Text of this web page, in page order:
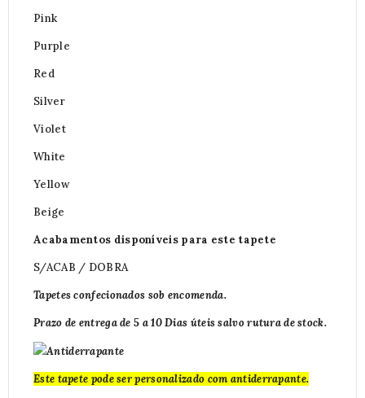
Pink
Purple
Red
Silver
Violet
White
Yellow
Beige
Acabamentos disponíveis para este tapete
S/ACAB / DOBRA
Tapetes confecionados sob encomenda.
Prazo de entrega de 5 a 10 Dias úteis salvo rutura de stock.
Este tapete pode ser personalizado com antiderrapante.